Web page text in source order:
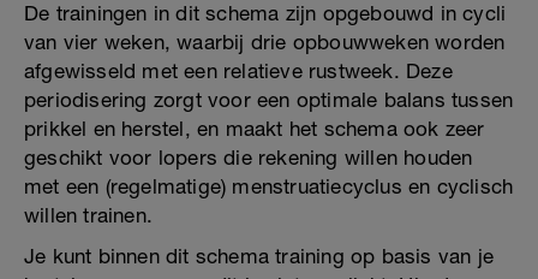
De trainingen in dit schema zijn opgebouwd in cycli
van vier weken, waarbij drie opbouwweken worden
afgewisseld met een relatieve rustweek. Deze
periodisering zorgt voor een optimale balans tussen
prikkel en herstel, en maakt het schema ook zeer
geschikt voor lopers die rekening willen houden
met een (regelmatige) menstruatiecyclus en cyclisch
willen trainen.
Je kunt binnen dit schema training op basis van je